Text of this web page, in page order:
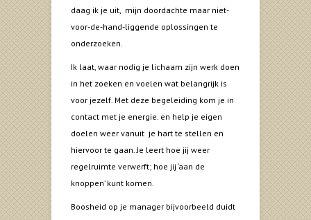
daag ik je uit, mijn doordachte maar niet-
voor-de-hand-liggende oplossingen te
onderzoeken.
Ik laat, waar nodig je lichaam zijn werk doen
in het zoeken en voelen wat belangrijk is
voor jezelf. Met deze begeleiding kom je in
contact met je energie. en help je eigen
doelen weer vanuit je hart te stellen en
hiervoor te gaan. Je leert hoe jij weer
regelruimte verwerft; hoe jij ‘aan de
knoppen’ kunt komen.
Boosheid op je manager bijvoorbeeld duidt